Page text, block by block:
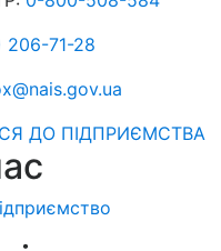
206-71-28
ДО ПІДПРИЄМСТВА